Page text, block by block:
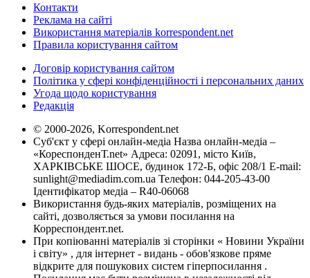
Контакти
Реклама на сайті
Використання матеріалів korrespondent.net
Правила користування сайтом
Договір користування сайтом
Політика у сфері конфіденційності і персональних даних
Угода щодо користування
Редакція
© 2000-2026, Korrespondent.net
Суб'єкт у сфері онлайн-медіа Назва онлайн-медіа –
«КореспонденТ.net» Адреса: 02091, місто Київ,
ХАРКІВСЬКЕ ШОСЕ, будинок 172-Б, офіс 208/1 E-mail:
sunlight@mediadim.com.ua Телефон: 044-205-43-00
Ідентифікатор медіа – R40-06068
Використання будь-яких матеріалів, розміщених на
сайті, дозволяється за умови посилання на
Корреспондент.net.
При копіюванні матеріалів зі сторінки « Новини України
і світу» , для інтернет - видань - обов'язкове пряме
відкрите для пошукових систем гіперпосилання .